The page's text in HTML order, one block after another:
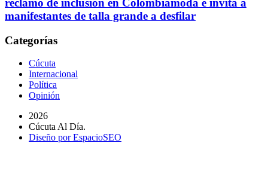
reclamo de inclusión en Colombiamoda e invita a
manifestantes de talla grande a desfilar
Categorías
Cúcuta
Internacional
Política
Opinión
2026
Cúcuta Al Día.
Diseño por EspacioSEO